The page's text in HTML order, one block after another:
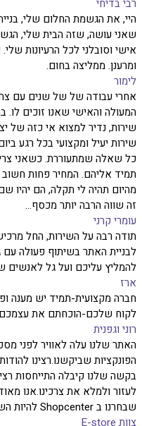
רבי בדיחי
היי, את הגשמת החלום שלי,
שאני עושה, שזה הבית שלי,
אישי וסובלני לכל הרעיונות
ומרענן. ממליצה בחום.
לימור
אחרי עבודה של של שנים עם
המעולה והאישי שאנו זוכים
שירות, נדיר למצוא אי כזה של
שירות יעיל ומקצועי בכל רגע
כל שאלה שמתעוררת. כשאני
תמיד אליהם. המחיר פחות
מהיום תהיה לי תקלה, הם יהיו
זה שווה הרבה יותר מכסף...
עומרי קרני
תודה רבה על השירות, החל
לבניית האתר בשיתוף פעולה
להמליץ עליכם ועל גל לאנשים
ארז
חברה מקצועית-תמיד יש מענה
לקוח שלכם-הוכחתם את
רוני וגפנית
האתר שלנו עלה לאוויר לפני
הפונקציות שביקשנו.רצינו
בקשה שלנו קיבלה התייחסות
לעזור ולמלא את צרכינו.אנו
שבחרנו ב Shopcenter להיות השותף שלנו לעניין זה.בברכה,רוני וגפנית.
צוות E-store